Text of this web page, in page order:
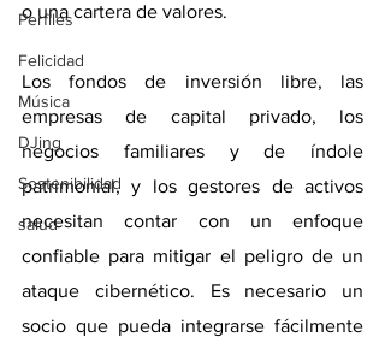
Perfiles
Felicidad
Música
DJing
Sostenibilidad
salud
o una cartera de valores.
Los fondos de inversión libre, las
empresas de capital privado, los
negocios familiares y de índole
patrimonial, y los gestores de activos
necesitan contar con un enfoque
confiable para mitigar el peligro de un
ataque cibernético. Es necesario un
socio que pueda integrarse fácilmente